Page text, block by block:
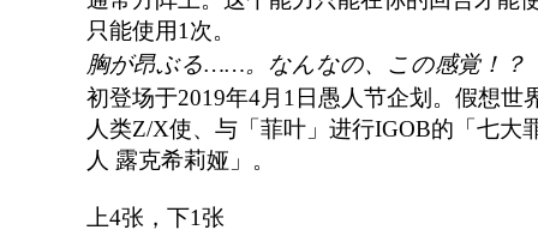
只能使用1次。
胸が昂ぶる……。なんなの、この感覚！？
初登场于2019年4月1日愚人节企划。假想世
人类Z/X使、与「菲叶」进行IGOB的「七大
人 露克希莉娅」。
上4张，下1张